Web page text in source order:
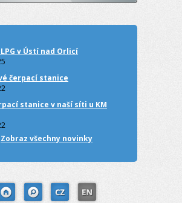
LPG v Ústí nad Orlicí
čerpací stanice
stanice v naší síti u KM
Zobraz všechny novinky